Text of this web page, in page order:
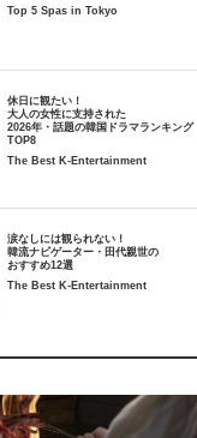
Top 5 Spas in Tokyo
休日に観たい！
大人の女性に支持された
2026年・話題の韓国ドラマランキング
TOP8
The Best K-Entertainment
涙なしには観られない！
韓流ナビゲーター・田代親世の
おすすめ12選
The Best K-Entertainment